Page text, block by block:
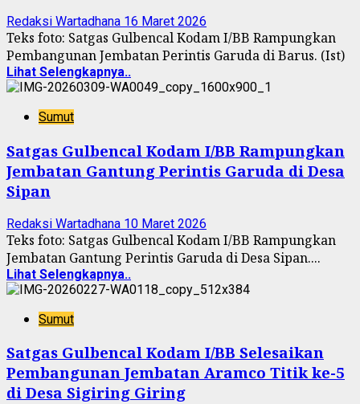
Redaksi Wartadhana 16 Maret 2026
Teks foto: Satgas Gulbencal Kodam I/BB Rampungkan
Pembangunan Jembatan Perintis Garuda di Barus. (Ist)
Lihat Selengkapnya..
Sumut
Satgas Gulbencal Kodam I/BB Rampungkan
Jembatan Gantung Perintis Garuda di Desa
Sipan
Redaksi Wartadhana 10 Maret 2026
Teks foto: Satgas Gulbencal Kodam I/BB Rampungkan
Jembatan Gantung Perintis Garuda di Desa Sipan....
Lihat Selengkapnya..
Sumut
Satgas Gulbencal Kodam I/BB Selesaikan
Pembangunan Jembatan Aramco Titik ke-5
di Desa Sigiring Giring